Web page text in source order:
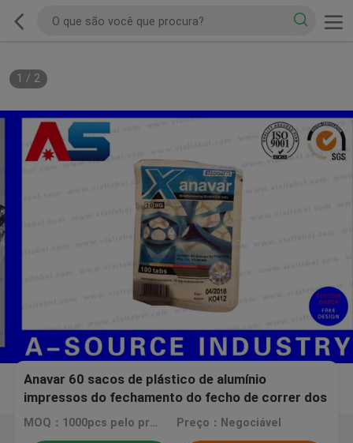
1 / 2
Anavar 60 sacos de plástico de alumínio
impressos do fechamento do fecho de correr dos
ePeptidees das tabuletas costume oral que
imprimem com holograma da segurança
MOQ：1000pcs pelo projeto Preço：Negociável